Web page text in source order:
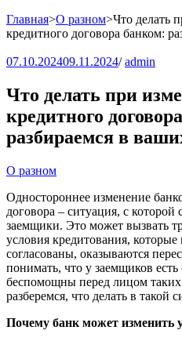
Главная>О разном>Что делать
кредитного договора банком:
07.10.202409.11.2024/ admin
Что делать при
кредитного
разбираемся в
О разном
Одностороннее изменение
договора – ситуация, с которой
заемщики. Это может вызвать
условия кредитования,
согласованы, оказываются
понимать, что у заемщиков
беспомощны перед лицом
разберемся, что делать в такой
Почему банк может изменить